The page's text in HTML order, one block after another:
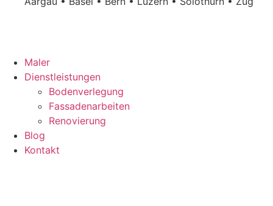
Maler
Dienstleistungen
Bodenverlegung
Fassadenarbeiten
Renovierung
Blog
Kontakt